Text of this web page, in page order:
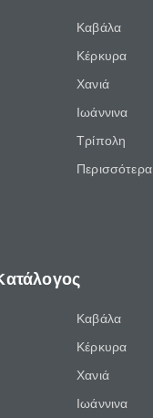
Καβάλα
Κέρκυρα
Χανιά
Ιωάννινα
Τρίπολη
Περισσότερα
Καβάλα
Κέρκυρα
Χανιά
Ιωάννινα